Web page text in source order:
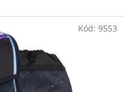
Kód: 9553